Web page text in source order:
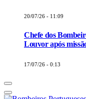
20/07/26 - 11:09
Chefe dos
Louvor após
17/07/26 - 0:13